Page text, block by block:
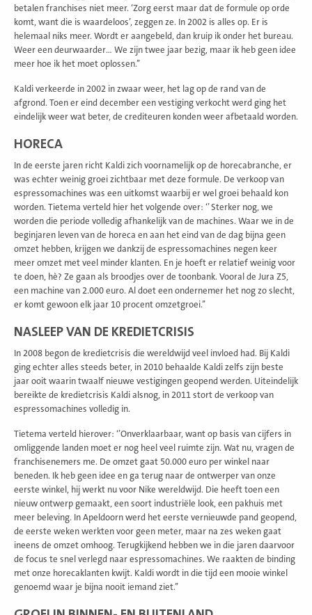
betalen franchises niet meer. ‘Zorg eerst maar dat de formule op orde
komt, want die is waardeloos’, zeggen ze. In 2002 is alles op. Er is
helemaal niks meer. Wordt er aangebeld, dan kruip ik onder het bureau.
Weer een deurwaarder… We zijn twee jaar bezig, maar ik heb geen idee
meer hoe ik het moet oplossen.’’
Kaldi verkeerde in 2002 in zwaar weer, het lag op de rand van de
afgrond. Toen er eind december een vestiging verkocht werd ging het
eindelijk weer wat beter, de crediteuren konden weer afbetaald worden.
HORECA
In de eerste jaren richt Kaldi zich voornamelijk op de horecabranche, er
was echter weinig groei zichtbaar met deze formule. De verkoop van
espressomachines was een uitkomst waarbij er wel groei behaald kon
worden. Tietema verteld hier het volgende over: ‘’ Sterker nog, we
worden die periode volledig afhankelijk van de machines. Waar we in de
beginjaren leven van de horeca en aan het eind van de dag bijna geen
omzet hebben, krijgen we dankzij de espressomachines negen keer
meer omzet met veel minder klanten. En je hoeft er relatief weinig voor
te doen, hè? Ze gaan als broodjes over de toonbank. Vooral de Jura Z5,
een machine van 2.000 euro. Al doet een ondernemer het nog zo slecht,
er komt gewoon elk jaar 10 procent omzetgroei.’’
NASLEEP VAN DE KREDIETCRISIS
In 2008 begon de kredietcrisis die wereldwijd veel invloed had. Bij Kaldi
ging echter alles steeds beter, in 2010 behaalde Kaldi zelfs zijn beste
jaar ooit waarin twaalf nieuwe vestigingen geopend werden. Uiteindelijk
bereikte de kredietcrisis Kaldi alsnog, in 2011 stort de verkoop van
espressomachines volledig in.
Tietema verteld hierover: ‘’Onverklaarbaar, want op basis van cijfers in
omliggende landen moet er nog heel veel ruimte zijn. Wat nu, vragen de
franchisenemers me. De omzet gaat 50.000 euro per winkel naar
beneden. Ik heb geen idee en ga terug naar de ontwerper van onze
eerste winkel, hij werkt nu voor Nike wereldwijd. Die heeft toen een
nieuw ontwerp gemaakt, een soort industriële look, een pakhuis met
meer beleving. In Apeldoorn werd het eerste vernieuwde pand geopend,
de eerste weken werkten voor geen meter, maar na zes weken gaat
ineens de omzet omhoog. Terugkijkend hebben we in die jaren daarvoor
de focus te snel verlegd naar espressomachines. We raakten de binding
met onze horecaklanten kwijt. Kaldi wordt in die tijd een mooie winkel
genoemd waar je bijna nooit iemand ziet.’’